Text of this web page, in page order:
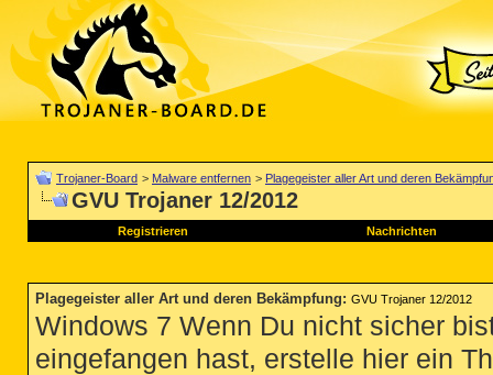
Trojaner-Board > Malware entfernen > Plagegeister aller Art und deren
GVU Trojaner 12/2012
Registrieren Nachrichten
Plagegeister aller Art und deren Bekämpfung: GVU Trojaner 12/2012
Windows 7 Wenn Du nicht sicher
eingefangen hast, erstelle hier ein